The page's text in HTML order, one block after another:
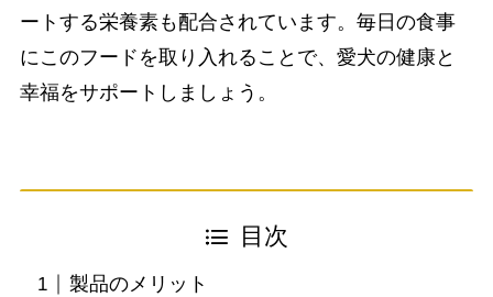
ートする栄養素も配合されています。毎日の食事
にこのフードを取り入れることで、愛犬の健康と
幸福をサポートしましょう。
目次
製品のメリット